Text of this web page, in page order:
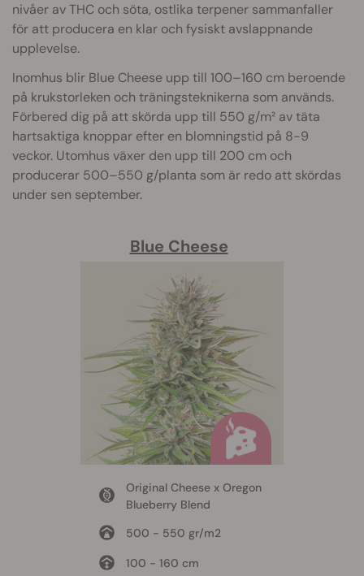
nivåer av THC och söta, ostlika terpener sammanfaller
för att producera en klar och fysiskt avslappnande
upplevelse.
Inomhus blir Blue Cheese upp till 100–160 cm beroende
på krukstorleken och träningsteknikerna som används.
Förbered dig på att skörda upp till 550 g/m² av täta
hartsaktiga knoppar efter en blomningstid på 8-9
veckor. Utomhus växer den upp till 200 cm och
producerar 500–550 g/planta som är redo att skördas
under sen september.
Blue Cheese
Original Cheese x Oregon
Blueberry Blend
500 - 550 gr/m2
100 - 160 cm